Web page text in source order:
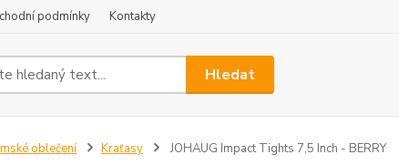
podmínky Kontakty
Hledat
oblečení Kraťasy JOHAUG Impact Tights 7,5 Inch - BERRY